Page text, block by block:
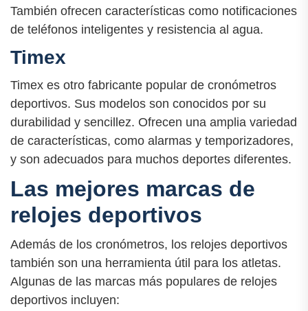
También ofrecen características como notificaciones
de teléfonos inteligentes y resistencia al agua.
Timex
Timex es otro fabricante popular de cronómetros
deportivos. Sus modelos son conocidos por su
durabilidad y sencillez. Ofrecen una amplia variedad
de características, como alarmas y temporizadores,
y son adecuados para muchos deportes diferentes.
Las mejores marcas de
relojes deportivos
Además de los cronómetros, los relojes deportivos
también son una herramienta útil para los atletas.
Algunas de las marcas más populares de relojes
deportivos incluyen: